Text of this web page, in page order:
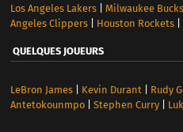
Los Angeles Lakers| Milwaukee Bucks
Angeles Clippers| Houston Rockets|
QUELQUES JOUEURS
LeBron James| Kevin Durant Rudy
Antetokounmpo| Stephen Curry|